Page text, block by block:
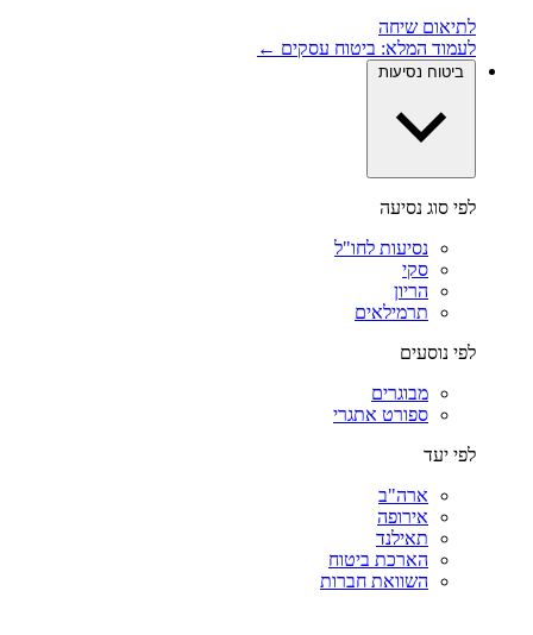
לתיאום שיחה
לעמוד המלא: ביטוח עסקים ←
ביטוח נסיעות
לפי סוג נסיעה
נסיעות לחו"ל
סקי
הריון
תרמילאים
לפי נוסעים
מבוגרים
ספורט אתגרי
לפי יעד
ארה"ב
אירופה
תאילנד
הארכת ביטוח
השוואת חברות